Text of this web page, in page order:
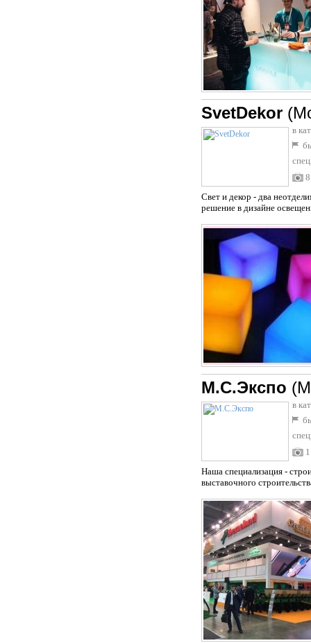
SvetDekor
в
8
Свет и декор - два
решение в дизайне
М.С.Экспо
в
Наша специализация -
выставочного